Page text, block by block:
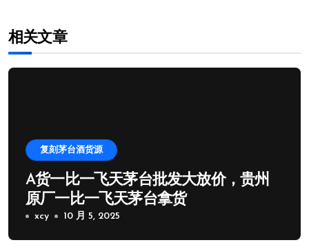
相关文章
复刻茅台酒货源
A货一比一飞天茅台批发大放价，贵州
原厂一比一飞天茅台拿货
xcy 10 月 5, 2025